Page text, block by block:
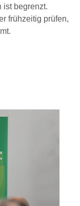
ist begrenzt.
frühzeitig prüfen,